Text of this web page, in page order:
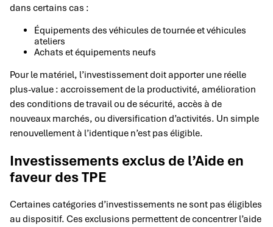
dans certains cas :
Équipements des véhicules de tournée et véhicules
ateliers
Achats et équipements neufs
Pour le matériel, l’investissement doit apporter une réelle
plus-value : accroissement de la productivité, amélioration
des conditions de travail ou de sécurité, accès à de
nouveaux marchés, ou diversification d’activités. Un simple
renouvellement à l’identique n’est pas éligible.
Investissements exclus de l’Aide en
faveur des TPE
Certaines catégories d’investissements ne sont pas éligibles
au dispositif. Ces exclusions permettent de concentrer l’aide